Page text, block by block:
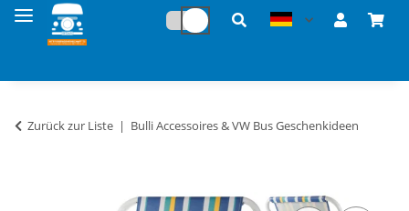
Zurück zur Liste Bulli Accessoires & VW Bus Geschenkideen